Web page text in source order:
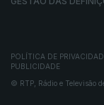
POLÍTICA DE
PUBLICIDADE
© RTP, Rádio e Televisão